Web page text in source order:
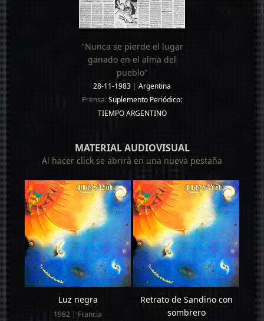
"Nunca se pierde el lugar
ganado en el alma del
pueblo"
28-11-1983|Argentina
Prensa:Suplemento Periódico:
TIEMPO ARGENTINO
MATERIAL AUDIOVISUAL
Al hacer click se abrirá en una nueva pestaña
Luz negra
1982 | Francia
Retrato de Sandino con
sombrero